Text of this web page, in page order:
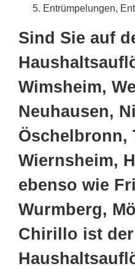
Entrümpelungen,
Sind Sie auf
Wimsheim,
Neuhausen,
Öschelbronn,
Wiernsheim,
ebenso wie
Wurmberg,
Chirillo ist